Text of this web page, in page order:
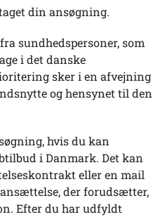
din ansøgning.
sundhedspersoner, som
i det danske
sker i en afvejning
og hensynet til den
hvis du kan
i Danmark. Det kan
eller en mail
der forudsætter,
Efter du har udfyldt